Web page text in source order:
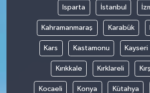
Isparta İstanbul
Kahramanmaraş Karabük
Kars Kastamonu Kayseri
Kırıkkale Kırklareli
Kocaeli Konya Kütahya